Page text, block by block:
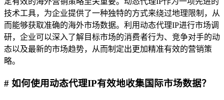
技术工具，为企业提供了一种独特的方式来绕过地理限制，从
而能够获取准确的海外市场数据。利用动态代理IP进行市场调
研，企业可以深入了解目标市场的消费者行为、竞争对手的动
态以及最新的市场趋势，从而制定出更加精准有效的营销策
略。
# 如何使用动态代理IP有效地收集国际市场数据？